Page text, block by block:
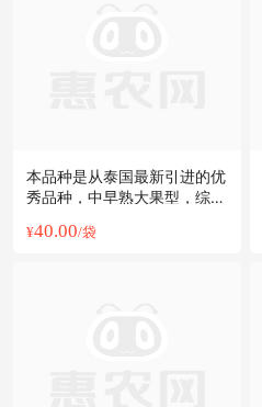
本品种是从泰国最新引进的优
秀品种，中早熟大果型，综合
¥40.00/袋